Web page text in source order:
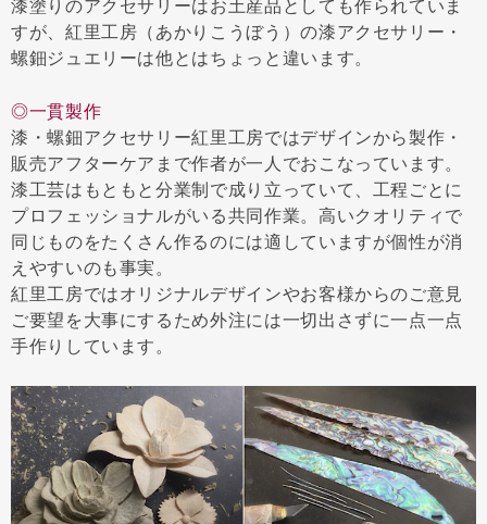
漆塗りのアクセサリーはお土産品としても作られていま
すが、紅里工房（あかりこうぼう）の漆アクセサリー・
螺鈿ジュエリーは他とはちょっと違います。
◎一貫製作
漆・螺鈿アクセサリー紅里工房ではデザインから製作・
販売アフターケアまで作者が一人でおこなっています。
漆工芸はもともと分業制で成り立っていて、工程ごとに
プロフェッショナルがいる共同作業。高いクオリティで
同じものをたくさん作るのには適していますが個性が消
えやすいのも事実。
紅里工房ではオリジナルデザインやお客様からのご意見
ご要望を大事にするため外注には一切出さずに一点一点
手作りしています。